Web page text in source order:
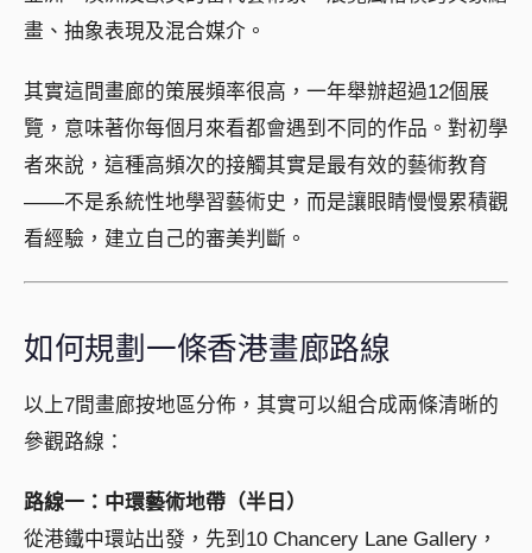
畫、抽象表現及混合媒介。
其實這間畫廊的策展頻率很高，一年舉辦超過12個展
覽，意味著你每個月來看都會遇到不同的作品。對初學
者來說，這種高頻次的接觸其實是最有效的藝術教育
——不是系統性地學習藝術史，而是讓眼睛慢慢累積觀
看經驗，建立自己的審美判斷。
如何規劃一條香港畫廊路線
以上7間畫廊按地區分佈，其實可以組合成兩條清晰的
參觀路線：
路線一：中環藝術地帶（半日）
從港鐵中環站出發，先到10 Chancery Lane Gallery，